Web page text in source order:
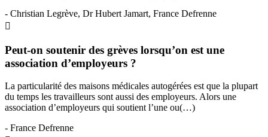
- Christian Legrève, Dr Hubert Jamart, France Defrenne
Peut-on soutenir des grèves lorsqu’on est une
association d’employeurs ?
La particularité des maisons médicales autogérées est que la plupart
du temps les travailleurs sont aussi des employeurs. Alors une
association d’employeurs qui soutient l’une ou(…)
- France Defrenne